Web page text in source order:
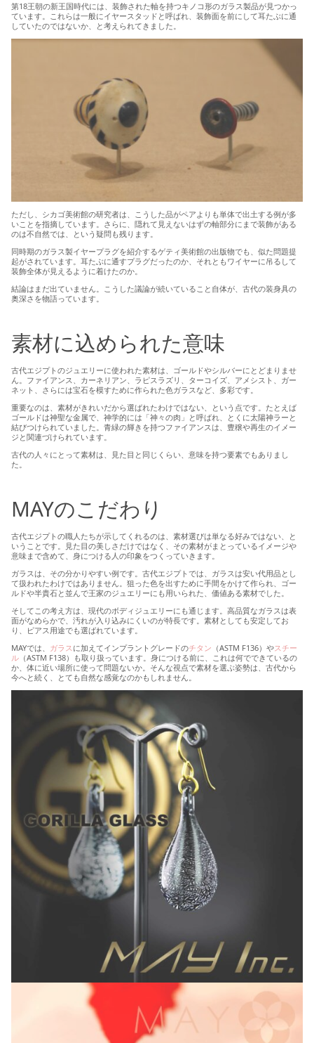
第18王朝の新王国時代には、装飾された軸を持つキノコ形のガラス製品が見つかっ
ています。これらは一般にイヤースタッドと呼ばれ、装飾面を前にして耳たぶに通
していたのではないか、と考えられてきました。
ただし、シカゴ美術館の研究者は、こうした品がペアよりも単体で出土する例が多
いことを指摘しています。さらに、隠れて見えないはずの軸部分にまで装飾がある
のは不自然では、という疑問も残ります。
同時期のガラス製イヤープラグを紹介するゲティ美術館の出版物でも、似た問題提
起がされています。耳たぶに通すプラグだったのか、それともワイヤーに吊るして
装飾全体が見えるように着けたのか。
結論はまだ出ていません。こうした議論が続いていること自体が、古代の装身具の
奥深さを物語っています。
素材に込められた意味
古代エジプトのジュエリーに使われた素材は、ゴールドやシルバーにとどまりませ
ん。ファイアンス、カーネリアン、ラピスラズリ、ターコイズ、アメシスト、ガー
ネット、さらには宝石を模すために作られた色ガラスなど、多彩です。
重要なのは、素材がきれいだから選ばれたわけではない、という点です。たとえば
ゴールドは神聖な金属で、神学的には「神々の肉」と呼ばれ、とくに太陽神ラーと
結びつけられていました。青緑の輝きを持つファイアンスは、豊穣や再生のイメー
ジと関連づけられています。
古代の人々にとって素材は、見た目と同じくらい、意味を持つ要素でもありまし
た。
MAYのこだわり
古代エジプトの職人たちが示してくれるのは、素材選びは単なる好みではない、と
いうことです。見た目の美しさだけではなく、その素材がまとっているイメージや
意味まで含めて、身につける人の印象をつくっていきます。
ガラスは、その分かりやすい例です。古代エジプトでは、ガラスは安い代用品とし
て扱われたわけではありません。狙った色を出すために手間をかけて作られ、ゴー
ルドや半貴石と並んで王家のジュエリーにも用いられた、価値ある素材でした。
そしてこの考え方は、現代のボディジュエリーにも通じます。高品質なガラスは表
面がなめらかで、汚れが入り込みにくいのが特長です。素材としても安定してお
り、ピアス用途でも選ばれています。
MAYでは、 ガラスに加えてインプラントグレードのチタン （ASTM F136）やスチー
ル （ASTM F138）も取り扱っています。身につける前に、これは何でできているの
か、体に近い場所に使って問題ないか。そんな視点で素材を選ぶ姿勢は、古代から
今へと続く、とても自然な感覚なのかもしれません。